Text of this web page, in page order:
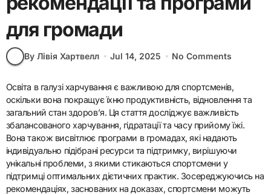
для громади
By Лівія Хартвелл Jul 14, 2025 No Comments
Освіта в галузі харчування є важливою для спортсменів,
оскільки вона покращує їхню продуктивність, відновлення та
загальний стан здоров’я. Ця стаття досліджує важливість
збалансованого харчування, гідратації та часу прийому їжі.
Вона також висвітлює програми в громадах, які надають
індивідуально підібрані ресурси та підтримку, вирішуючи
унікальні проблеми, з якими стикаються спортсмени у
підтримці оптимальних дієтичних практик. Зосереджуючись на
рекомендаціях, заснованих на доказах, спортсмени можуть